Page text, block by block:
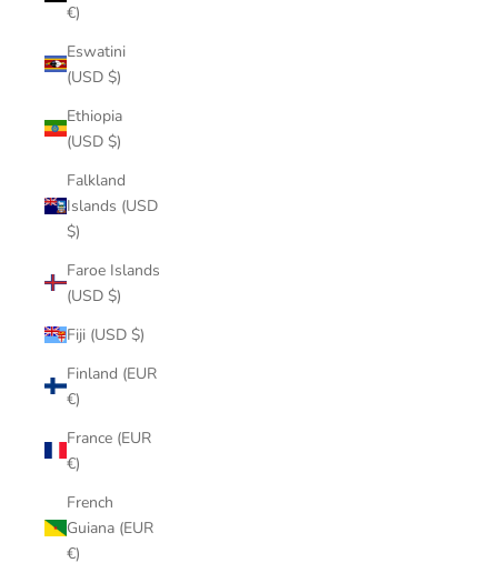
€)
Eswatini
(USD $)
Ethiopia
(USD $)
Falkland
Islands (USD
$)
Faroe Islands
(USD $)
Fiji (USD $)
Finland (EUR
€)
France (EUR
€)
French
Guiana (EUR
€)